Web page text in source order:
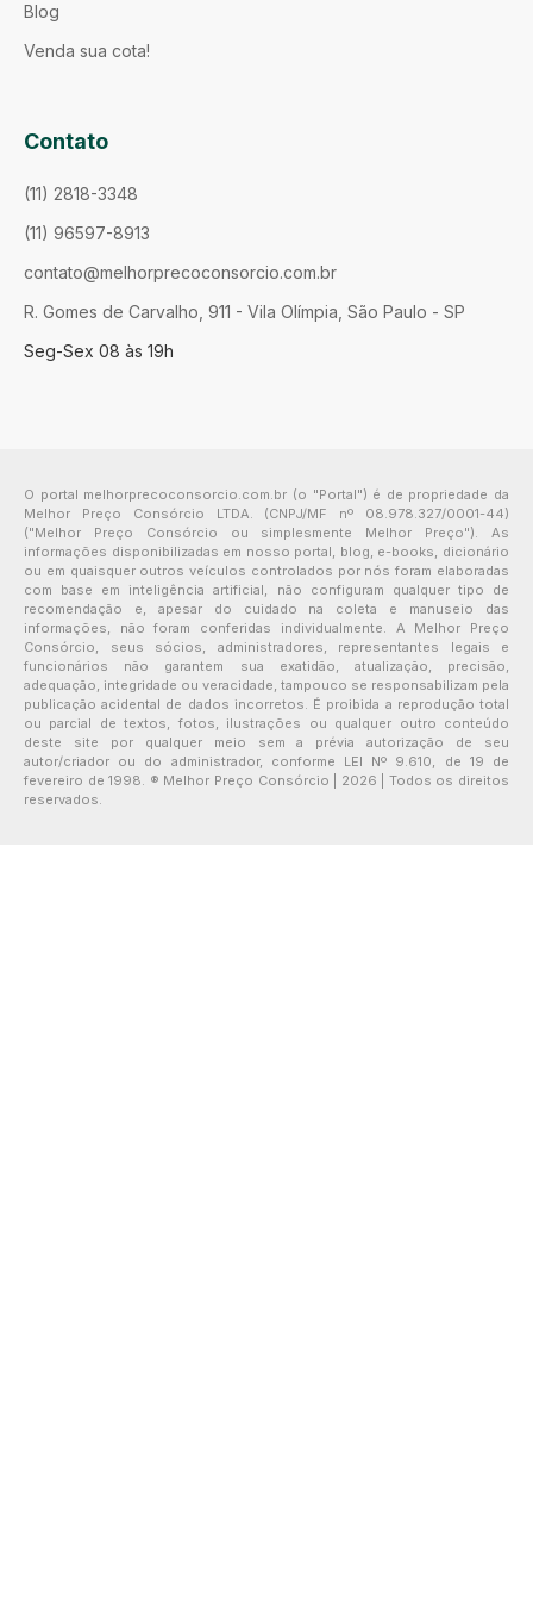
Blog
Venda sua cota!
Contato
(11) 2818-3348
(11) 96597-8913
contato@melhorprecoconsorcio.com.br
R. Gomes de Carvalho, 911 - Vila Olímpia, São Paulo - SP
Seg-Sex 08 às 19h
O portal melhorprecoconsorcio.com.br (o "Portal") é de propriedade da
Melhor Preço Consórcio LTDA. (CNPJ/MF nº 08.978.327/0001-44)
("Melhor Preço Consórcio ou simplesmente Melhor Preço"). As
informações disponibilizadas em nosso portal, blog, e-books, dicionário
ou em quaisquer outros veículos controlados por nós foram elaboradas
com base em inteligência artificial, não configuram qualquer tipo de
recomendação e, apesar do cuidado na coleta e manuseio das
informações, não foram conferidas individualmente. A Melhor Preço
Consórcio, seus sócios, administradores, representantes legais e
funcionários não garantem sua exatidão, atualização, precisão,
adequação, integridade ou veracidade, tampouco se responsabilizam pela
publicação acidental de dados incorretos. É proibida a reprodução total
ou parcial de textos, fotos, ilustrações ou qualquer outro conteúdo
deste site por qualquer meio sem a prévia autorização de seu
autor/criador ou do administrador, conforme LEI Nº 9.610, de 19 de
fevereiro de 1998. ® Melhor Preço Consórcio | 2026 | Todos os direitos
reservados.